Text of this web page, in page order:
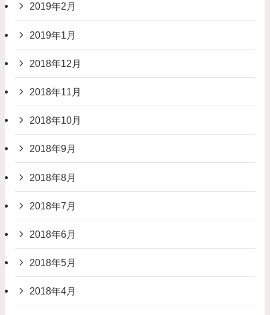
2019年2月
2019年1月
2018年12月
2018年11月
2018年10月
2018年9月
2018年8月
2018年7月
2018年6月
2018年5月
2018年4月